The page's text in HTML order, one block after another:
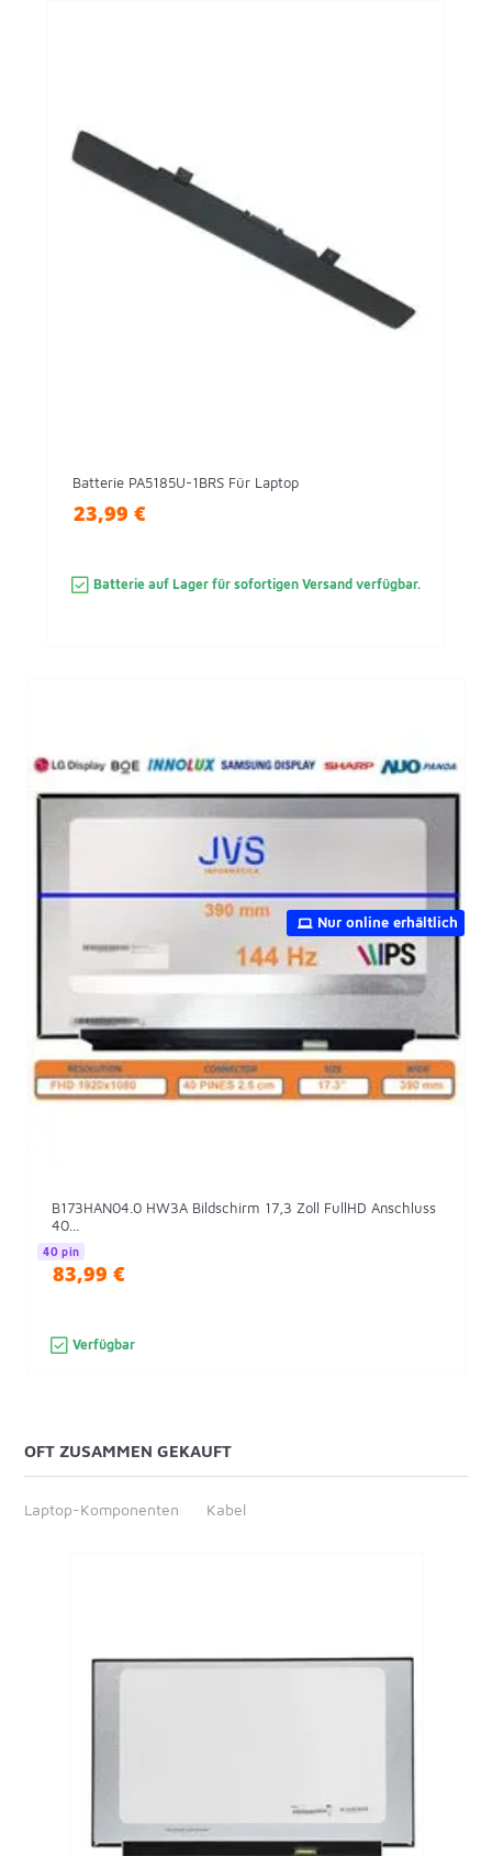
Batterie PA5185U-1BRS Für Laptop
23,99 €
Batterie auf Lager für sofortigen Versand verfügbar.
B173HAN04.0 HW3A Bildschirm 17,3 Zoll FullHD Anschluss
40...
40 pin
83,99 €
Verfügbar
Nur online erhältlich
OFT ZUSAMMEN GEKAUFT
Laptop-Komponenten Kabel